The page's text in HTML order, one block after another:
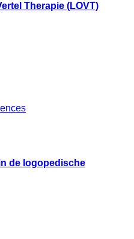
Therapie (LOVT)
de logopedische